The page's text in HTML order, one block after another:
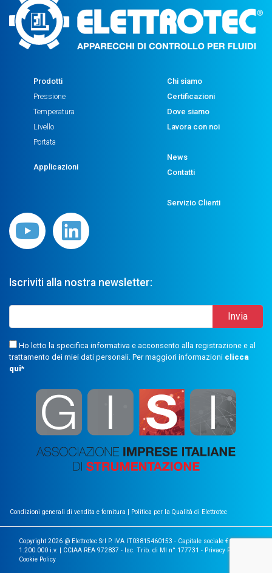
Prodotti
Pressione
Temperatura
Livello
Portata
Applicazioni
Chi siamo
Certificazioni
Dove siamo
Lavora con noi
News
Contatti
Servizio Clienti
Iscriviti alla nostra newsletter:
Ho letto la specifica informativa e acconsento alla registrazione e al
trattamento dei miei dati personali. Per maggiori informazioni clicca
qui*
Condizioni generali di vendita e fornitura | Politica per la Qualità di Elettrotec
Copyright 2026 @ Elettrotec Srl P. IVA IT03815460153 - Capitale sociale €
1.200.000 i.v. | CCIAA REA 972837 - Isc. Trib. di MI n° 177731 - Privacy Policy
Cookie Policy